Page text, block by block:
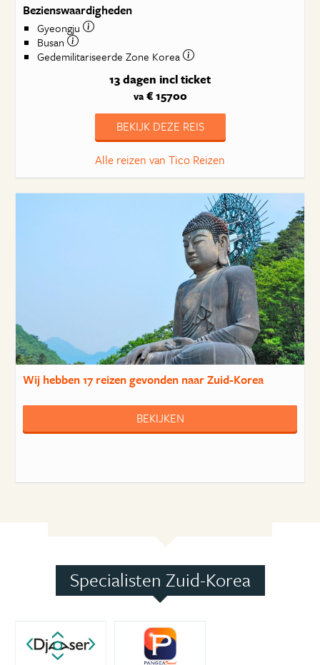
Bezienswaardigheden
Gyeongju
Busan
Gedemilitariseerde Zone Korea
13 dagen incl ticket
va€ 15700
BEKIJK DEZE REIS
Alle reizen van Tico Reizen
Wij hebben17 reizengevonden naar Zuid-Korea
BEKIJKEN
Specialisten Zuid-Korea